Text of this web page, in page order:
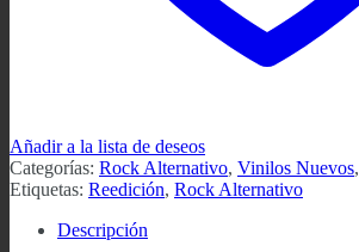
Añadir a la lista de deseos
Categorías: Rock Alternativo, Vinilos Nuevos,
Etiquetas: Reedición, Rock Alternativo
Descripción